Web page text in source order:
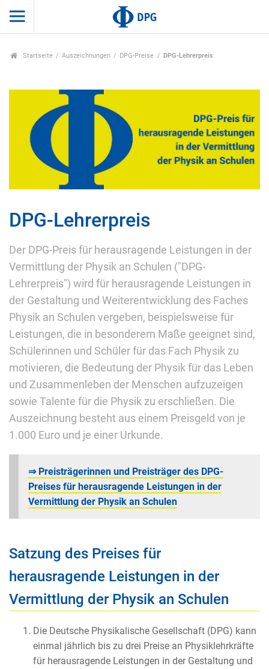
Startseite Auszeichnungen DPG-Preise DPG-Lehrerpreis
DPG-Lehrerpreis
Der DPG-Preis für herausragende Leistungen in der
Vermittlung der Physik an Schulen ("DPG-
Lehrerpreis") wird für herausragende Leistungen in
der Gestaltung und Weiterentwicklung des Faches
Physik an Schulen vergeben, beispielsweise für
Leistungen, die in besonderem Maße geeignet sind,
Schülerinnen und Schüler für das Fach Physik zu
motivieren, die Bedeutung der Physik für das Leben
und Zusammenleben der Menschen aufzuzeigen
sowie Talente für die Physik zu erschließen. Die
Auszeichnung besteht aus einem Preisgeld von je
1.000 Euro und je einer Urkunde.
⇒ Preisträgerinnen und Preisträger des DPG-
Preises für herausragende Leistungen in der
Vermittlung der Physik an Schulen
Satzung des Preises für
herausragende Leistungen in der
Vermittlung der Physik an Schulen
Die Deutsche Physikalische Gesellschaft (DPG) kann
einmal jährlich bis zu drei Preise an Physiklehrkräfte
für herausragende Leistungen in der Gestaltung und